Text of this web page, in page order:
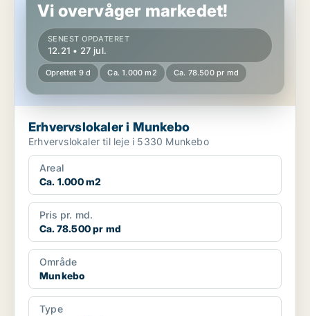
Vi overvåger markedet!
SENEST OPDATERET
12.21 • 27 jul.
Oprettet 9 d Ca. 1.000 m2 Ca. 78.500 pr md
Erhvervslokaler i Munkebo
Erhvervslokaler til leje i 5330 Munkebo
Areal
Ca. 1.000 m2
Pris pr. md.
Ca. 78.500 pr md
Område
Munkebo
Type